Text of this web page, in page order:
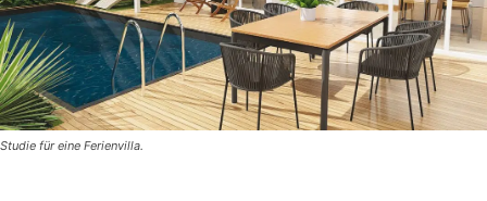
Studie für eine Ferienvilla.